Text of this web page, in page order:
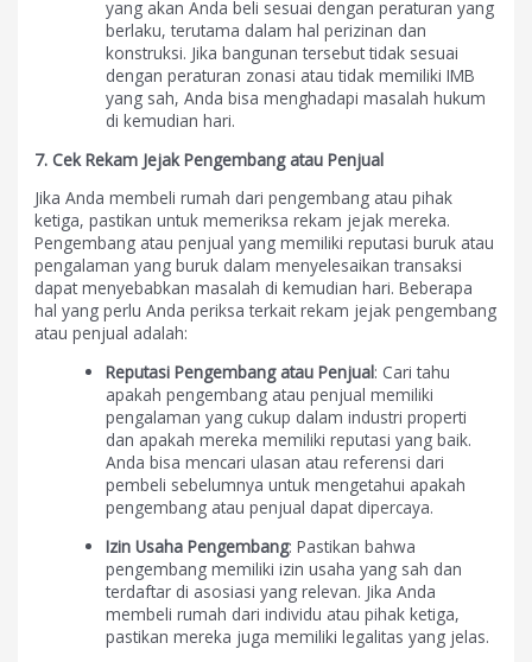
yang akan Anda beli sesuai dengan peraturan yang
berlaku, terutama dalam hal perizinan dan
konstruksi. Jika bangunan tersebut tidak sesuai
dengan peraturan zonasi atau tidak memiliki IMB
yang sah, Anda bisa menghadapi masalah hukum
di kemudian hari.
7. Cek Rekam Jejak Pengembang atau Penjual
Jika Anda membeli rumah dari pengembang atau pihak
ketiga, pastikan untuk memeriksa rekam jejak mereka.
Pengembang atau penjual yang memiliki reputasi buruk atau
pengalaman yang buruk dalam menyelesaikan transaksi
dapat menyebabkan masalah di kemudian hari. Beberapa
hal yang perlu Anda periksa terkait rekam jejak pengembang
atau penjual adalah:
Reputasi Pengembang atau Penjual: Cari tahu
apakah pengembang atau penjual memiliki
pengalaman yang cukup dalam industri properti
dan apakah mereka memiliki reputasi yang baik.
Anda bisa mencari ulasan atau referensi dari
pembeli sebelumnya untuk mengetahui apakah
pengembang atau penjual dapat dipercaya.
Izin Usaha Pengembang: Pastikan bahwa
pengembang memiliki izin usaha yang sah dan
terdaftar di asosiasi yang relevan. Jika Anda
membeli rumah dari individu atau pihak ketiga,
pastikan mereka juga memiliki legalitas yang jelas.